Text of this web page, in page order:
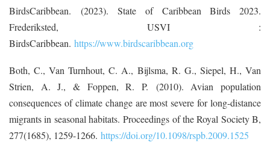
BirdsCaribbean. (2023). State of Caribbean Birds 2023.
Frederiksted, USVI :
BirdsCaribbean. https://www.birdscaribbean.org
Both, C., Van Turnhout, C. A., Bijlsma, R. G., Siepel, H., Van
Strien, A. J., & Foppen, R. P. (2010). Avian population
consequences of climate change are most severe for long-distance
migrants in seasonal habitats. Proceedings of the Royal Society B,
277(1685), 1259-1266. https://doi.org/10.1098/rspb.2009.1525